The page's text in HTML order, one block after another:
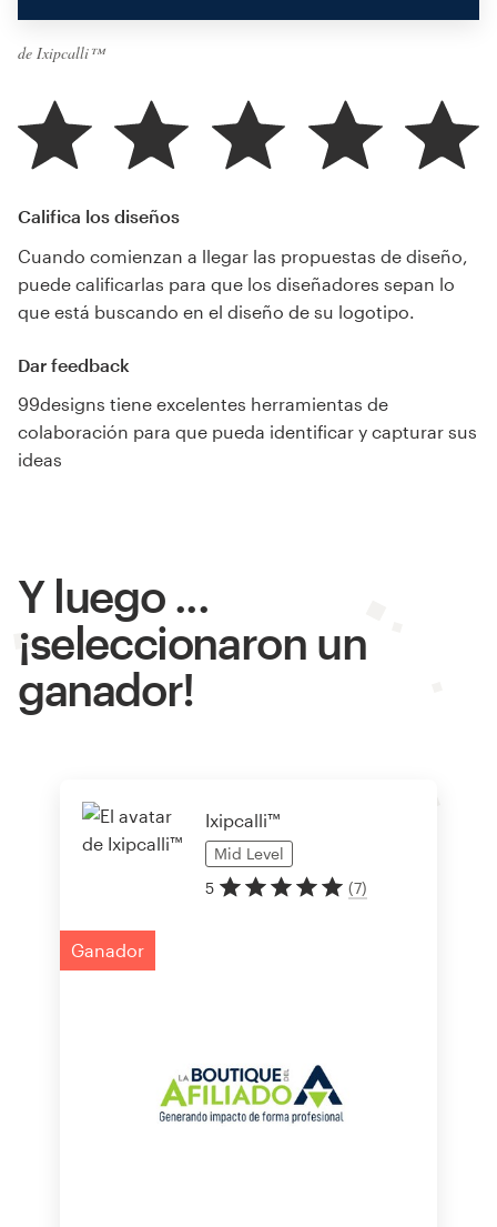
de Ixipcalli™
Califica los diseños
Cuando comienzan a llegar las propuestas de diseño,
puede calificarlas para que los diseñadores sepan lo
que está buscando en el diseño de su logotipo.
Dar feedback
99designs tiene excelentes herramientas de
colaboración para que pueda identificar y capturar sus
ideas
Y luego ...
¡seleccionaron un
ganador!
Ixipcalli™
Mid Level
5
(7)
Ganador